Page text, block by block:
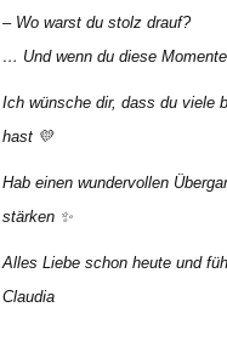
– Wo warst du stolz drauf?
… Und wenn du diese
Ich wünsche dir, dass du viele
hast 💛
Hab einen wundervollen
stärken ✨
Alles Liebe schon heute und
Claudia